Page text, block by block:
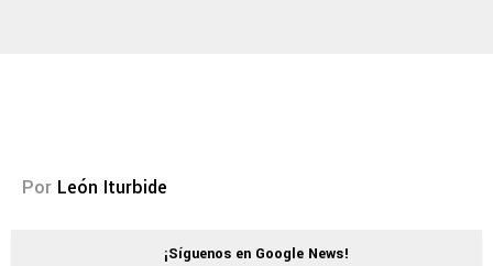
Por León Iturbide
¡Síguenos en Google News!